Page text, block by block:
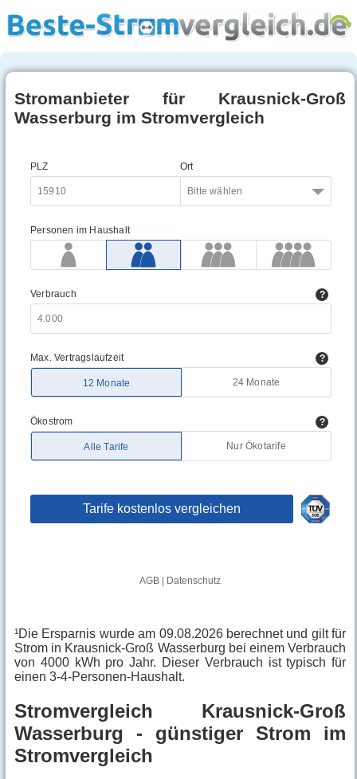
Stromanbieter für Krausnick-Groß
Wasserburg im Stromvergleich
¹Die Ersparnis wurde am 09.08.2026 berechnet und gilt für
Strom in Krausnick-Groß Wasserburg bei einem Verbrauch
von 4000 kWh pro Jahr. Dieser Verbrauch ist typisch für
einen 3-4-Personen-Haushalt.
Stromvergleich Krausnick-Groß
Wasserburg - günstiger Strom im
Stromvergleich